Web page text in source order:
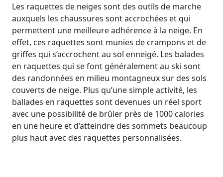
Les raquettes de neiges sont des outils de marche
auxquels les chaussures sont accrochées et qui
permettent une meilleure adhérence à la neige. En
effet, ces raquettes sont munies de crampons et de
griffes qui s’accrochent au sol enneigé. Les balades
en raquettes qui se font généralement au ski sont
des randonnées en milieu montagneux sur des sols
couverts de neige. Plus qu’une simple activité, les
ballades en raquettes sont devenues un réel sport
avec une possibilité de brûler près de 1000 calories
en une heure et d’atteindre des sommets beaucoup
plus haut avec des raquettes personnalisées.